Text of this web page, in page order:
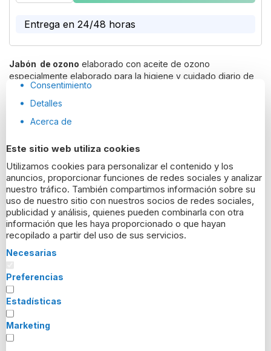
the
galleryEntrega en 24/48 horas
Jabón de ozono elaborado con aceite de ozono
especialmente elaborado para la higiene y cuidado diario de
la piel.
Más
Detalles del producto
Jabón de ozono elaborado con aceite de ozono
especialmente elaborado para la higiene y cuidado diario de
la piel. Apto para todo tipo de piel.
MODO DE APLICACIÓN:
"Para favorecer la penetración y acción a través de la piel de
los ozónidos y otros productos derivados contenidos en el
jabón de ozono recomendamos la siguiente forma de
aplicación: humedecer las manos y enjabonarlas, luego frotar
las manos haciendo abundante espuma y seguir frotando
hasta que desparezca toda la espuma, las manos quedarán
como si hubiera aplicado una emulsión, esperar dos o tres
Consentimiento
Detalles
Acerca de
Este sitio web utiliza cookies
Utilizamos cookies para personalizar el contenido y los
anuncios, proporcionar funciones de redes sociales y analizar
nuestro tráfico. También compartimos información sobre su
uso de nuestro sitio con nuestros socios de redes sociales,
publicidad y análisis, quienes pueden combinarla con otra
información que les haya proporcionado o que hayan
recopilado a partir del uso de sus servicios.
Necesarias
Preferencias
Estadísticas
Marketing